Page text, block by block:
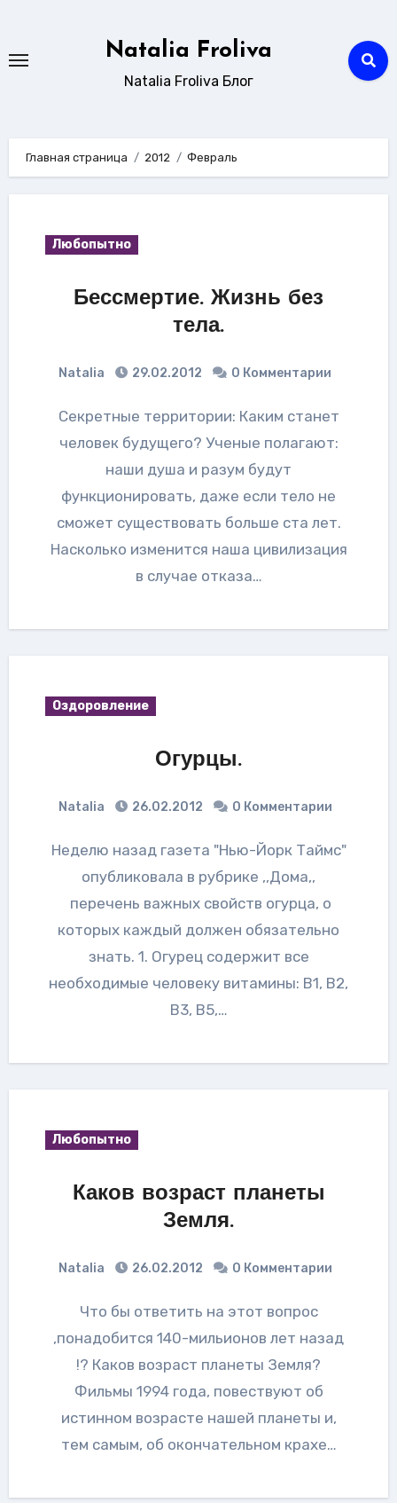
содержанию
Natalia Froliva
Natalia Froliva Блог
Главная страница 2012 Февраль
Любопытно
Бессмертие. Жизнь без
тела.
Natalia 29.02.2012 0 Комментарии
Секретные территории: Каким станет
человек будущего? Ученые полагают:
наши душа и разум будут
функционировать, даже если тело не
сможет существовать больше ста лет.
Насколько изменится наша цивилизация
в случае отказа…
Оздоровление
Огурцы.
Natalia 26.02.2012 0 Комментарии
Неделю назад газета "Нью-Йорк Таймс"
опубликовала в рубрике ,,Дома,,
перечень важных свойств огурца, о
которых каждый должен обязательно
знать. 1. Огурец содержит все
необходимые человеку витамины: В1, В2,
В3, В5,…
Любопытно
Каков возраст планеты
Земля.
Natalia 26.02.2012 0 Комментарии
Что бы ответить на этот вопрос
,понадобится 140-мильионов лет назад
!? Каков возраст планеты Земля?
Фильмы 1994 года, повествуют об
истинном возрасте нашей планеты и,
тем самым, об окончательном крахе…